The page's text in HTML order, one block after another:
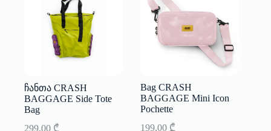
ჩანთა CRASH
BAGGAGE Side Tote
Bag
299,00 ₾
Bag CRASH
BAGGAGE Mini Icon
Pochette
199,00 ₾